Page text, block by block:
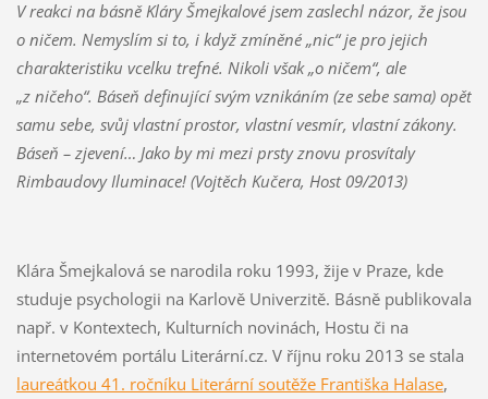
V reakci na básně Kláry Šmejkalové jsem zaslechl názor, že jsou
o ničem. Nemyslím si to, i když zmíněné „nic“ je pro jejich
charakteristiku vcelku trefné. Nikoli však „o ničem“, ale
„z ničeho“. Báseň definující svým vznikáním (ze sebe sama) opět
samu sebe, svůj vlastní prostor, vlastní vesmír, vlastní zákony.
Báseň – zjevení… Jako by mi mezi prsty znovu prosvítaly
Rimbaudovy Iluminace! (Vojtěch Kučera, Host 09/2013)
Klára Šmejkalová se narodila roku 1993, žije v Praze, kde
studuje psychologii na Karlově Univerzitě. Básně publikovala
např. v Kontextech, Kulturních novinách, Hostu či na
internetovém portálu Literární.cz. V říjnu roku 2013 se stala
laureátkou 41. ročníku Literární soutěže Františka Halase,